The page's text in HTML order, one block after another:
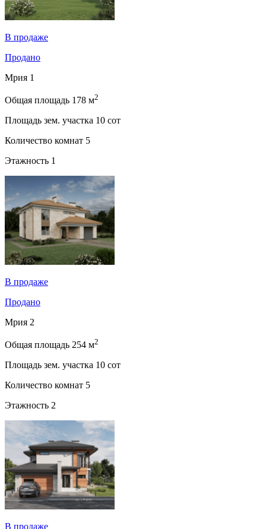
В продаже
Продано
Мрия 1
Общая площадь 178 м2
Площадь зем. участка 10 сот
Количество комнат 5
Этажность 1
В продаже
Продано
Мрия 2
Общая площадь 254 м2
Площадь зем. участка 10 сот
Количество комнат 5
Этажность 2
В продаже